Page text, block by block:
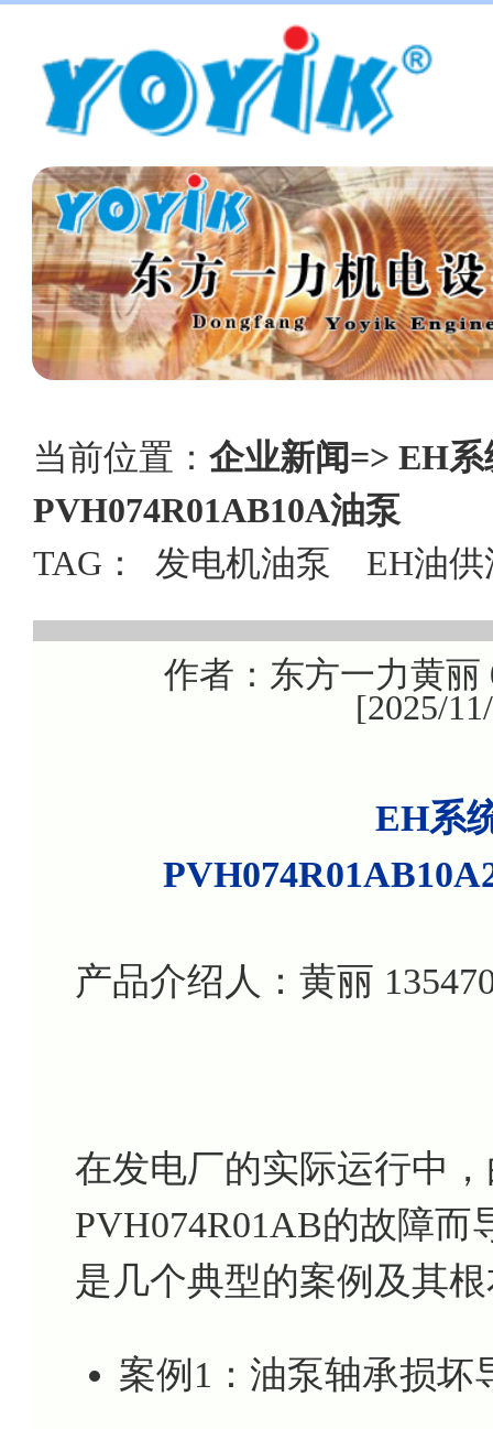
当前位置： 企业新闻=> EH
PVH074R01AB10A油泵
TAG： 发电机油泵 EH油
作者：东方一力黄丽
[2025/
EH系
产品介绍人：黄丽
在发电厂的实际运行中
PVH074R01AB的故障而
是几个典型的案例及其
案例1：油泵轴承损坏